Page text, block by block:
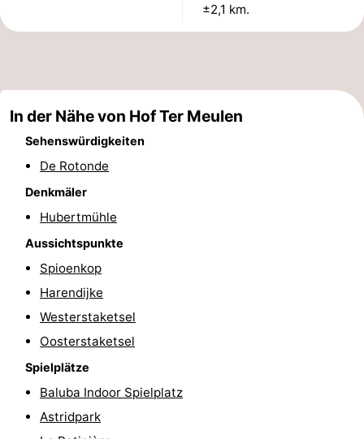
Minigolfplätze
Wellness-
Städte
Sport
Schwimmbader
Radfahren
Golfplatze
und
trinken
Veranstaltungen
Praktisch
±2,1 km.
In der Nähe von Hof Ter Meulen
Sehenswürdigkeiten
De Rotonde
Denkmäler
Hubertmühle
Aussichtspunkte
Spioenkop
Harendijke
Westerstaketsel
Oosterstaketsel
Spielplätze
Baluba Indoor Spielplatz
Astridpark